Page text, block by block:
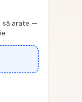
să arate —